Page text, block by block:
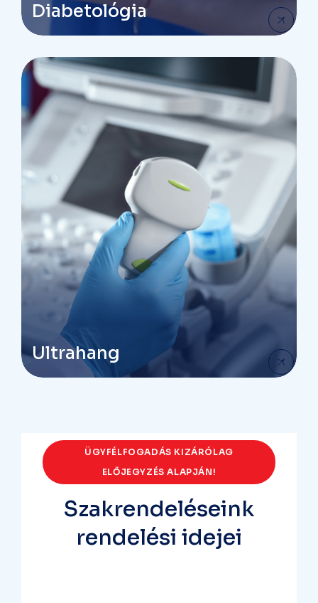
Diabetológia
Ultrahang
ÜGYFÉLFOGADÁS KIZÁRÓLAG
ELŐJEGYZÉS ALAPJÁN!
Szakrendeléseink
rendelési idejei